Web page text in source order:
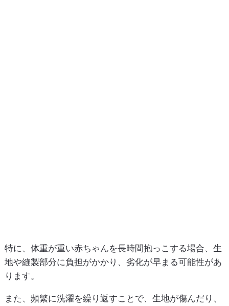
特に、体重が重い赤ちゃんを長時間抱っこする場合、生
地や縫製部分に負担がかかり、劣化が早まる可能性があ
ります。
また、頻繁に洗濯を繰り返すことで、生地が傷んだり、